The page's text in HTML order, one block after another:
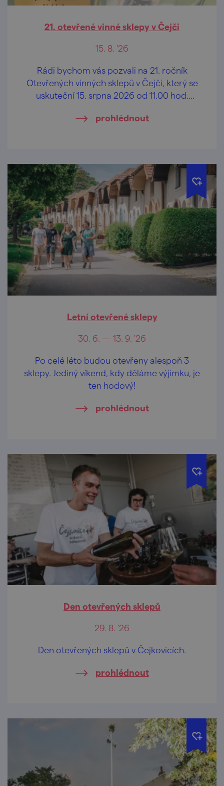
21. otevřené vinné sklepy v Čejči
15. 8. '26
Rádi bychom vás pozvali na 21. ročník
Otevřených vinných sklepů v Čejči, který se
uskuteční 15. srpna 2026 od 11.00 hod.
Búdama".
prohlédnout
Letní otevřené sklepy
30. 6. — 13. 9. '26
Po celé léto budou otevřeny alespoň 3
sklepy. Jediný víkend, kdy děláme výjimku, je
ten hodový!
prohlédnout
Den otevřených sklepů
29. 8. '26
Den otevřených sklepů v Čejkovicích.
prohlédnout